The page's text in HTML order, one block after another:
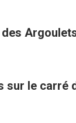
sur le carré